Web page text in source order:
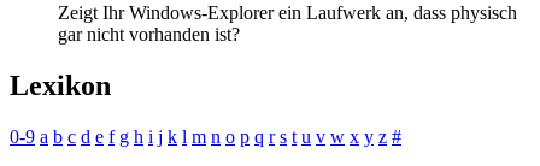
Zeigt Ihr Windows-Explorer ein Laufwerk an, dass physisch
gar nicht vorhanden ist?
Lexikon
0-9 a b c d e f g h i j k l m n o p q r s t u v w x y z #